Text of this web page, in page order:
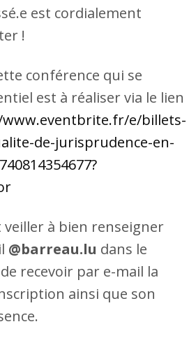
est cordialement
!
conférence qui se
est à réaliser via le lien
e/billets-
de-jurisprudence-en-
à bien renseigner
@barreau.lu dans le
recevoir par e-mail la
ainsi que son